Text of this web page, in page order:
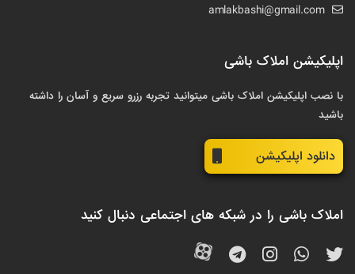
amlakbashi@gmail.com
اپلیکیشن املاک باشی
با نصب اپلیکیشن املاک باشی میتوانید تجربه رزرو سریع و آسان را داشته
باشید
دانلود اپلیکیشن
املاک باشی را در شبکه های اجتماعی دنبال کنید